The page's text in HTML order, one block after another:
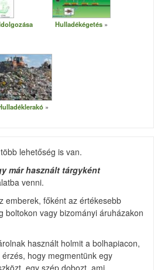
Hulladékégetés
lehetőség is van.
már használt tárgyként
venni.
emberek, főként az értékesebb
boltokon vagy bizományi áruházakon
használt holmit a bolhapiacon,
hogy megmentünk egy
egy szép dobozt, ami